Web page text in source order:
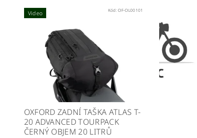
Video Kód:OF-OL00101
OXFORD ZADNÍ TAŠKA ATLAS T-
20 ADVANCED TOURPACK
ČERNÝ OBJEM 20 LITRŮ